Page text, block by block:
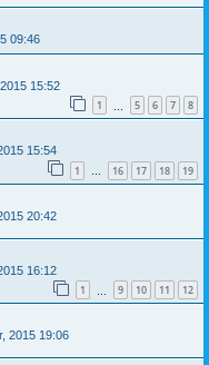
09:46
15:52
1 5 6 7 8
15:54
1 … 16 17 18 19
20:42
16:12
1 9 10 11 12
2015 19:06